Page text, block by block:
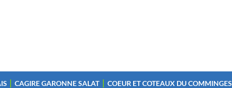
CAGIRE GARONNE SALAT COEUR ET COTEAUX DU COMMINGES